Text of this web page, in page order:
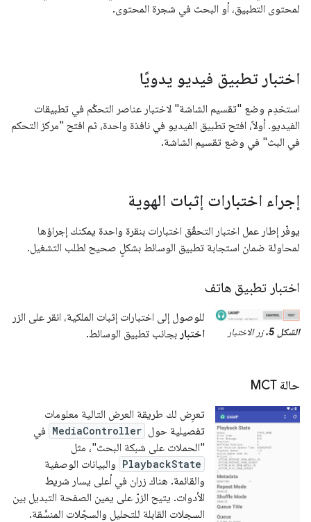
لمحتوى التطبيق، أو البحث في شجرة المحتوى.
اختبار تطبيق فيديو يدويًا
استخدِم وضع "تقسيم الشاشة" لاختبار عناصر التحكّم في تطبيقات
الفيديو. أولاً، افتح تطبيق الفيديو في نافذة واحدة، ثم افتح "مركز التحكم
في البث" في وضع تقسيم الشاشة.
إجراء اختبارات إثبات الهوية
يوفّر إطار عمل اختبار التحقّق اختبارات بنقرة واحدة يمكنك إجراؤها
لمحاولة ضمان استجابة تطبيق الوسائط بشكلٍ صحيح لطلب التشغيل.
اختبار تطبيق هاتف
الشكل 5. زر الاختبار
للوصول إلى اختبارات إثبات الملكية، انقر على الزر
اختبار بجانب تطبيق الوسائط.
حالة MCT
تعرِض لك طريقة العرض التالية معلومات
تفصيلية حول MediaController في
"الحملات على شبكة البحث"، مثل
PlaybackState والبيانات الوصفية
والقائمة. هناك زران في أعلى يسار شريط
الأدوات. يتيح الزرّ على يمين الصفحة التبديل بين
السجلات القابلة للتحليل والسجّلات المنسَّقة.